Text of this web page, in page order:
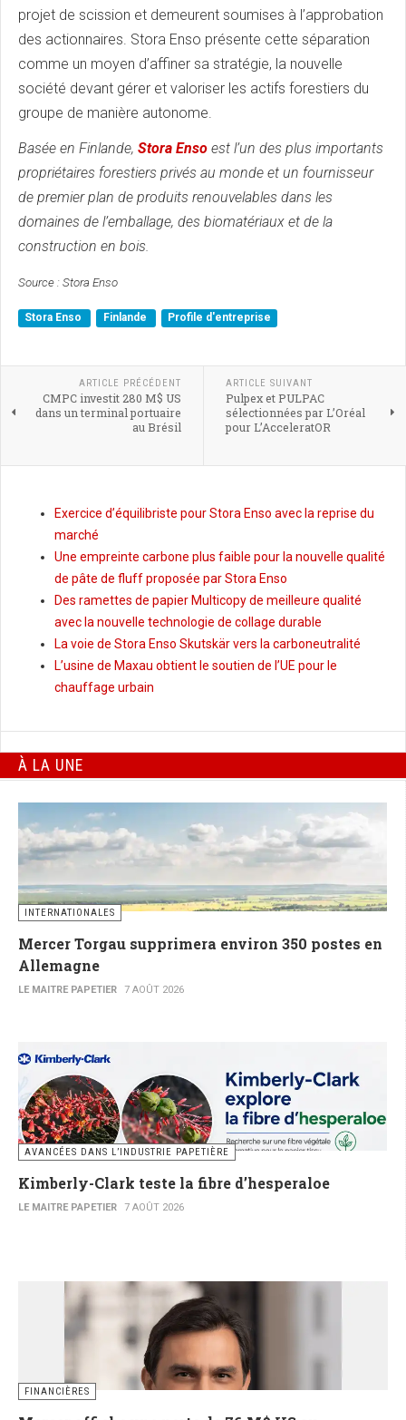
projet de scission et demeurent soumises à l’approbation
des actionnaires. Stora Enso présente cette séparation
comme un moyen d’affiner sa stratégie, la nouvelle
société devant gérer et valoriser les actifs forestiers du
groupe de manière autonome.
Basée en Finlande, Stora Enso est l’un des plus importants
propriétaires forestiers privés au monde et un fournisseur
de premier plan de produits renouvelables dans les
domaines de l’emballage, des biomatériaux et de la
construction en bois.
Source : Stora Enso
Stora Enso Finlande Profile d'entreprise
ARTICLE PRÉCÉDENT
CMPC investit 280 M$ US
dans un terminal portuaire
au Brésil
ARTICLE SUIVANT
Pulpex et PULPAC
sélectionnées par L’Oréal
pour L’AcceleratOR
Exercice d’équilibriste pour Stora Enso avec la reprise du
marché
Une empreinte carbone plus faible pour la nouvelle qualité
de pâte de fluff proposée par Stora Enso
Des ramettes de papier Multicopy de meilleure qualité
avec la nouvelle technologie de collage durable
La voie de Stora Enso Skutskär vers la carboneutralité
L’usine de Maxau obtient le soutien de l’UE pour le
chauffage urbain
À LA UNE
INTERNATIONALES
Mercer Torgau supprimera environ 350 postes en
Allemagne
LE MAITRE PAPETIER 7 AOÛT 2026
AVANCÉES DANS L’INDUSTRIE PAPETIÈRE
Kimberly-Clark teste la fibre d’hesperaloe
LE MAITRE PAPETIER 7 AOÛT 2026
FINANCIÈRES